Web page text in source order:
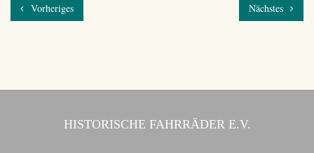
Vorheriges Nächstes
HISTORISCHE FAHRRÄDER E.V.